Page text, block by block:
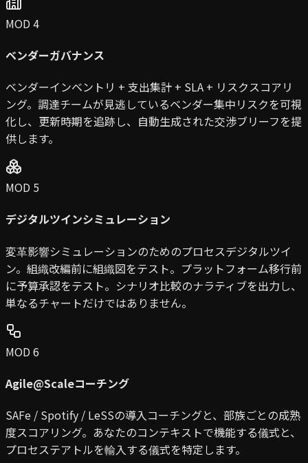
MOD 4
ベンダーガバナンス
ベンダーインベントリ + 支出集計 + SLA + リスクスコアリ
ング。調達チームが見逃しているベンダー集中リスクを可視
化し、更新時期を追跡し、自動生成された交渉ブリーフを提
供します。
MOD 5
デジタルツインシミュレーション
変革影響シミュレーションのためのプロセスデジタルツイ
ン。組織改編前に組織図をテスト。プラットフォーム移行前
に予算承認をテスト。シナリオ比較のナラティブを出力し、
単なるチャートだけではありません。
MOD 6
Agile@Scaleコーチング
SAFe / Spotify / LeSSの導入コーチングと、部族ごとの成熟
度スコアリング。あなたのコンテキストで機能する儀式と、
プロセステアトルを輸入する儀式を特定します。